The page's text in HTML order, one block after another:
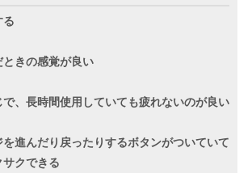
る
ときの感覚が良い
で、長時間使用していても疲れないのが良い
を進んだり戻ったりするボタンがついていて
クできる